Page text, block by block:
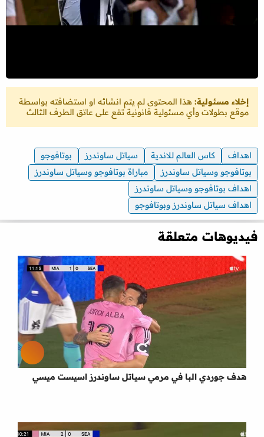
إخلاء مسئولية: هذا المحتوى لم يتم انشائه او استضافته بواسطة
موقع بطولات وأي مسئولية قانونية تقع على عاتق الطرف الثالث
اهداف كاس العالم للاندية سياتل ساوندرز
بوتافوجو
بوتافوجو وسياتل ساوندرز
مباراة بوتافوجو وسياتل ساوندرز
اهداف بوتافوجو وسياتل ساوندرز
اهداف سياتل ساوندرز وبوتافوجو
فيديوهات متعلقة
هدف جوردي البا في مرمي سياتل ساوندرز اسيست ميسي